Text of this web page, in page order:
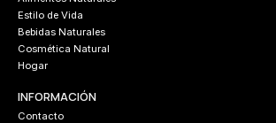
Estilo de Vida
Bebidas Naturales
Cosmética Natural
Hogar
INFORMACIÓN
Contacto